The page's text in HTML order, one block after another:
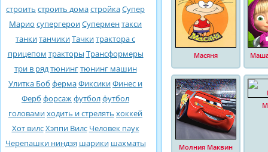
строить строить домастройкаСупер
Марио супергероиСуперментакси
танкитанчикиТачкитрактора с
прицепом тракторы Трансформеры
три в рядтюнингтюнинг машин
Улитка Боб фермаФиксикиФинес и
Ферб форсажфутболфутбол
головамиходить и стрелять хоккей
Хот вилсХэппи Вилс Человек паук
Черепашки ниндзя шарики шахматы
Масяня
Молния Маквин